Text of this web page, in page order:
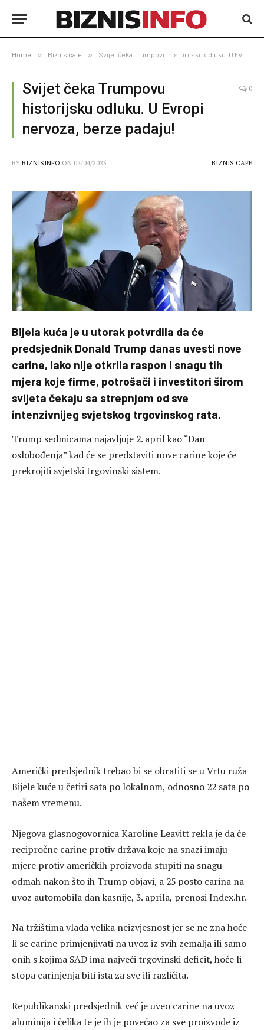
Home » Biznis cafe » Svijet čeka Trumpovu historijsku odluku. U Evropi nervoza, berze padaju!
Svijet čeka Trumpovu
historijsku odluku. U Evropi
nervoza, berze padaju!
0
BY BIZNISINFO ON 02/04/2025 BIZNIS CAFE
Bijela kuća je u utorak potvrdila da će
predsjednik Donald Trump danas uvesti nove
carine, iako nije otkrila raspon i snagu tih
mjera koje firme, potrošači i investitori širom
svijeta čekaju sa strepnjom od sve
intenzivnijeg svjetskog trgovinskog rata.
Trump sedmicama najavljuje 2. april kao “Dan
oslobođenja” kad će se predstaviti nove carine koje će
prekrojiti svjetski trgovinski sistem.
Američki predsjednik trebao bi se obratiti se u Vrtu ruža
Bijele kuće u četiri sata po lokalnom, odnosno 22 sata po
našem vremenu.
Njegova glasnogovornica Karoline Leavitt rekla je da će
recipročne carine protiv država koje na snazi imaju
mjere protiv američkih proizvoda stupiti na snagu
odmah nakon što ih Trump objavi, a 25 posto carina na
uvoz automobila dan kasnije, 3. aprila, prenosi Index.hr.
Na tržištima vlada velika neizvjesnost jer se ne zna hoće
li se carine primjenjivati na uvoz iz svih zemalja ili samo
onih s kojima SAD ima najveći trgovinski deficit, hoće li
stopa carinjenja biti ista za sve ili različita.
Republikanski predsjednik već je uveo carine na uvoz
aluminija i čelika te je ih je povećao za sve proizvode iz